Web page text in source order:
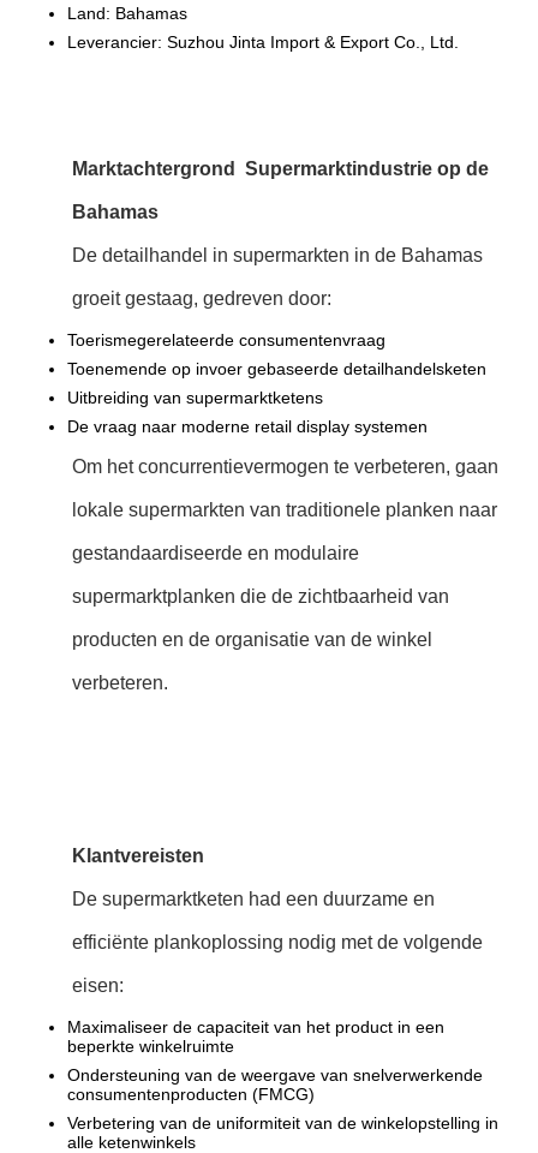
Land: Bahamas
Leverancier: Suzhou Jinta Import & Export Co., Ltd.
Marktachtergrond ️ Supermarktindustrie op de
Bahamas
De detailhandel in supermarkten in de Bahamas
groeit gestaag, gedreven door:
Toerismegerelateerde consumentenvraag
Toenemende op invoer gebaseerde detailhandelsketen
Uitbreiding van supermarktketens
De vraag naar moderne retail display systemen
Om het concurrentievermogen te verbeteren, gaan
lokale supermarkten van traditionele planken naar
gestandaardiseerde en modulaire
supermarktplanken die de zichtbaarheid van
producten en de organisatie van de winkel
verbeteren.
Klantvereisten
De supermarktketen had een duurzame en
efficiënte plankoplossing nodig met de volgende
eisen:
Maximaliseer de capaciteit van het product in een
beperkte winkelruimte
Ondersteuning van de weergave van snelverwerkende
consumentenproducten (FMCG)
Verbetering van de uniformiteit van de winkelopstelling in
alle ketenwinkels